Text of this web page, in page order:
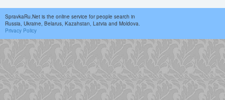
SpravkaRu.Net is the online service for people search in
Russia, Ukraine, Belarus, Kazahstan, Latvia and Moldova.
Privacy Policy